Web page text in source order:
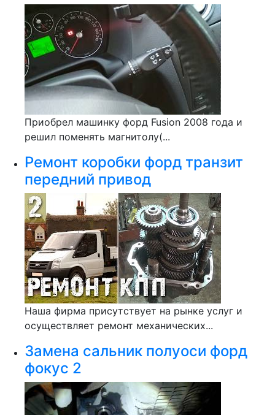
Приобрел машинку форд Fusion 2008 года и
решил поменять магнитолу(...
Ремонт коробки форд транзит
передний привод
Наша фирма присутствует на рынке услуг и
осуществляет ремонт механических...
Замена сальник полуоси форд
фокус 2